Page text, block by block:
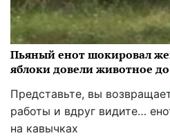
Пьяный енот шокировал
яблоки довели животное
Представьте, вы
работы и вдруг видите…
на кавычках